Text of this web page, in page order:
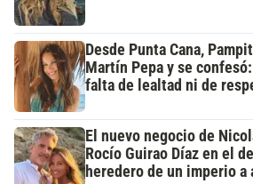
Desde Punta Cana,
Martín Pepa y se
falta de lealtad ni de
El nuevo negocio de
Rocío Guirao Díaz en el
heredero de un imperio